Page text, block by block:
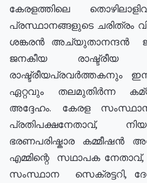
കേരളത്തിലെ
പ്രസ്ഥാനങ്ങളുടെ ചരിത്രം
ശങ്കരൻ അച്യുതാനന്ദൻ
ജനകീയ രാഷ്ട്രീയ
രാഷ്ട്രീയപ്രവർത്തകനും
ഏറ്റവും തലമുതിർന്ന
അദ്ദേഹം. കേരള
പ്രതിപക്ഷനേതാവ്,
ഭരണപരിഷ്കാര
എമ്മിന്റെ സഥാപക
സംസ്ഥാന സെക്രട്ടറി,